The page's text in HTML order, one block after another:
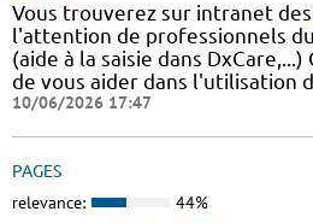
Vous trouverez sur intranet
l'attention de professionnels du
(aide à la saisie dans
de vous aider dans l'utilisation
10/06/2026 17:47
PAGES
relevance: 44%